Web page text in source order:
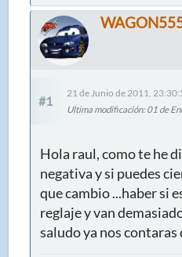
#1
21 de Junio de 2011,
Ultima modificación: 01 de
Hola raul, como te he
negativa y si puedes
que cambio ...haber si
reglaje y van
saludo ya nos contaras